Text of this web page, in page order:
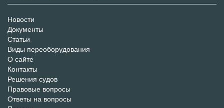
Информационный
Портал
Новости
Документы
Статьи
Виды переоборудования
О сайте
Контакты
Решения судов
Правовые вопросы
Ответы на вопросы